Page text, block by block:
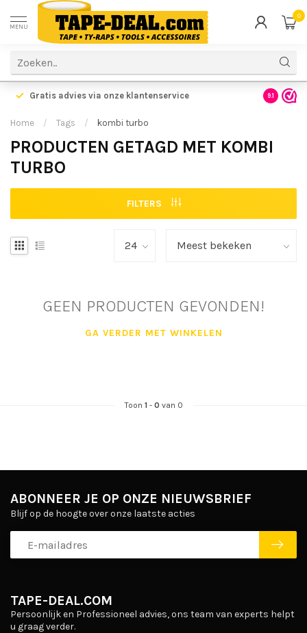
MENU
0
Gratis advies via onze klantenservice 9.1
Home / Tags / kombi turbo
PRODUCTEN GETAGD MET KOMBI
TURBO
FILTERS
GEEN PRODUCTEN GEVONDEN!
GA VERDER MET WINKELEN
Toon 1- 0 van 0
TAPE-DEAL.COM
Persoonlijk en Professioneel advies, ons team van experts helpt
u graag verder.
ABONNEER JE OP ONZE NIEUWSBRIEF
Blijf op de hoogte over onze laatste acties